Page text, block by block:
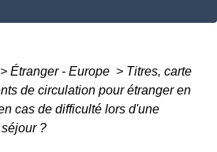
> Étranger - Europe > Titres, carte
de circulation pour étranger en
cas de difficulté lors d'une
?